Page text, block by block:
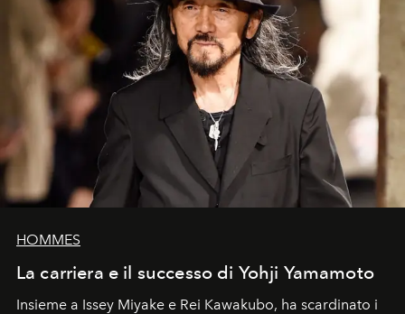
HOMMES
La carriera e il successo di Yohji Yamamoto
Insieme a Issey Miyake e Rei Kawakubo, ha scardinato i